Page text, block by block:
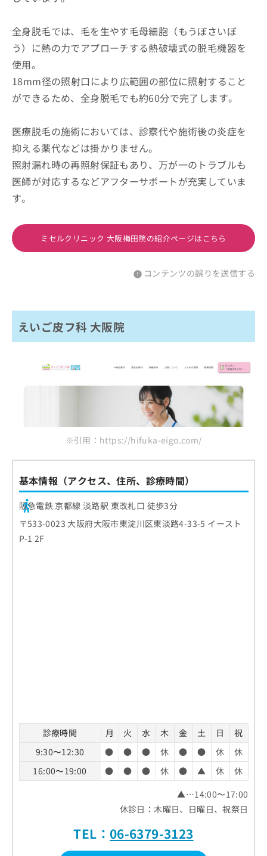
全身脱毛では、毛を生やす毛母細胞（もうぼさいぼ
う）に熱の力でアプローチする熱破壊式の脱毛機器を
使用。
18mm径の照射口により広範囲の部位に照射すること
ができるため、全身脱毛でも約60分で完了します。
医療脱毛の施術においては、診察代や施術後の炎症を
抑える薬代などは掛かりません。
照射漏れ時の再照射保証もあり、万が一のトラブルも
医師が対応するなどアフターサポートが充実していま
す。
ミセルクリニック 大阪梅田院の紹介ページはこちら
コンテンツの誤りを送信する
えいご皮フ科 大阪院
※引用：https://hifuka-eigo.com/
基本情報（アクセス、住所、診療時間）
阪急電鉄 京都線 淡路駅 東改札口 徒歩3分
〒533-0023 大阪府大阪市東淀川区東淡路4-33-5 イースト
P-1 2F
診療時間 月 火 水 木 金 土 日
祝
9:30〜12:30
● ● ● 休 ● ● 休
休
16:00〜19:00
● ● ● 休 ● ▲ 休
休
▲…14:00〜17:00
休診日：木曜日、日曜日、祝祭日
TEL： 06-6379-3123